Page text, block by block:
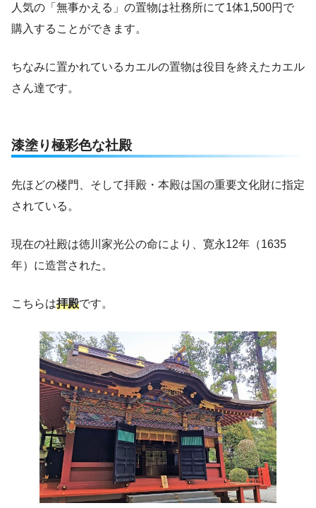
人気の「無事かえる」の置物は社務所にて1体1,500円で
購入することができます。
ちなみに置かれているカエルの置物は役目を終えたカエル
さん達です。
漆塗り極彩色な社殿
先ほどの楼門、そして拝殿・本殿は国の重要文化財に指定
されている。
現在の社殿は徳川家光公の命により、寛永12年（1635
年）に造営された。
こちらは拝殿です。